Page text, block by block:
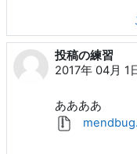
投稿の練習
2017年 04月 1
ああああ